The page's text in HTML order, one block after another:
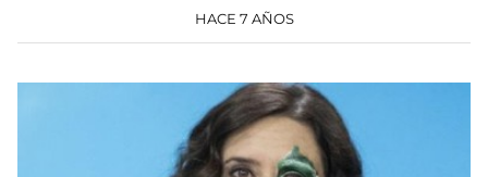
HACE 7 AÑOS